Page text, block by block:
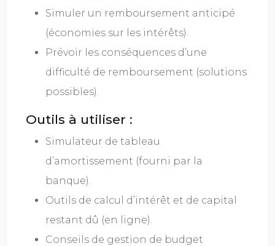
Simuler un remboursement anticipé
(économies sur les intérêts).
Prévoir les conséquences d’une
difficulté de remboursement (solutions
possibles).
Outils à utiliser :
Simulateur de tableau
d’amortissement (fourni par la
banque).
Outils de calcul d’intérêt et de capital
restant dû (en ligne).
Conseils de gestion de budget